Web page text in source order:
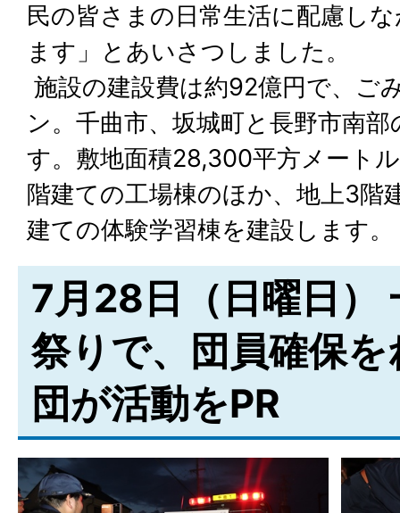
民の皆さまの日常生活に配慮し
ます」とあいさつしました。
施設の建設費は約92億円で、ご
ン。千曲市、坂城町と長野市南
す。敷地面積28,300平方メート
階建ての工場棟のほか、地上3階
建ての体験学習棟を建設します。
7月28日（日曜日）
祭りで、団員確保
団が活動をPR